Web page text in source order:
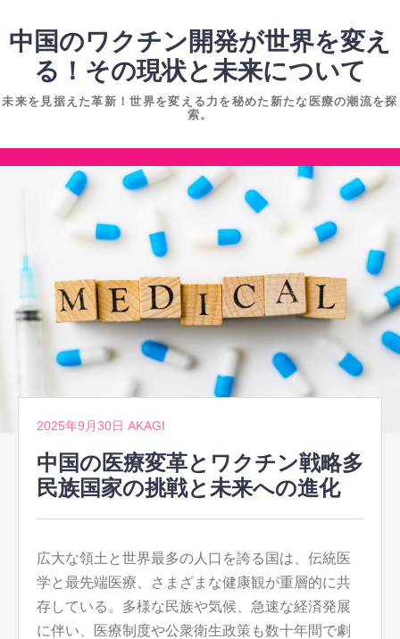
ン
ツ
中国のワクチン開発が世界を変え
る！その現状と未来について
未来を見据えた革新！世界を変える力を秘めた新たな医療の潮流を探
索。
コ
ス
2025年9月30日 AKAGI
中国の医療変革とワクチン戦略多
民族国家の挑戦と未来への進化
広大な領土と世界最多の人口を誇る国は、伝統医
学と最先端医療、さまざまな健康観が重層的に共
存している。 多様な民族や気候、急速な経済発展
に伴い、医療制度や公衆衛生政策も数十年間で劇